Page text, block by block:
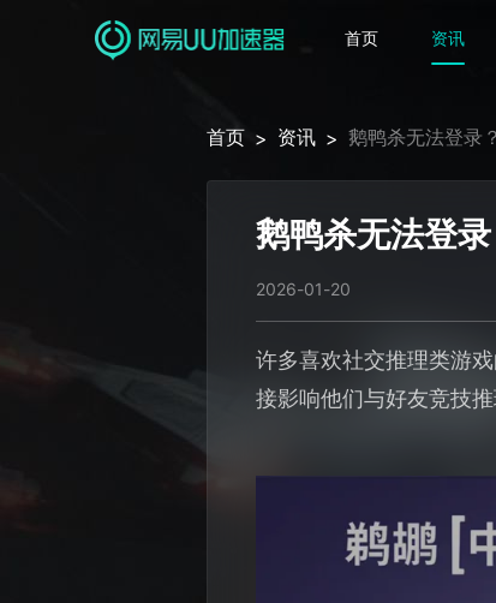
首页 资讯
首页 > 资讯 > 鹅鸭杀无法登录
鹅鸭杀无法登
2026-01-20
许多喜欢社交推理类游
接影响他们与好友竞技推